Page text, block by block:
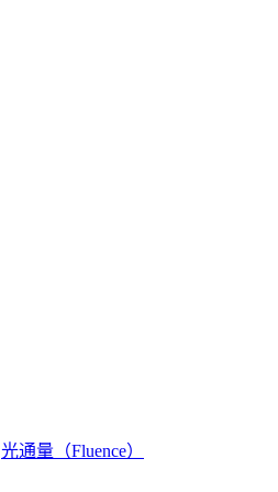
光通量（Fluence）